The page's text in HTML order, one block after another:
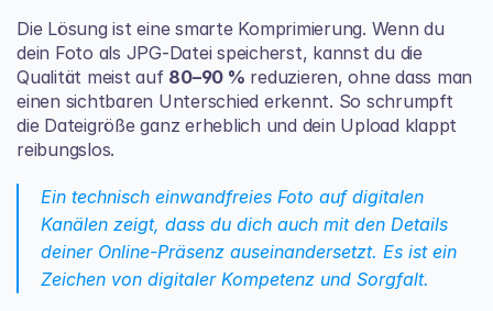
Die Lösung ist eine smarte Komprimierung. Wenn du
dein Foto als JPG-Datei speicherst, kannst du die
Qualität meist auf 80–90 % reduzieren, ohne dass man
einen sichtbaren Unterschied erkennt. So schrumpft
die Dateigröße ganz erheblich und dein Upload klappt
reibungslos.
Ein technisch einwandfreies Foto auf digitalen
Kanälen zeigt, dass du dich auch mit den Details
deiner Online-Präsenz auseinandersetzt. Es ist ein
Zeichen von digitaler Kompetenz und Sorgfalt.